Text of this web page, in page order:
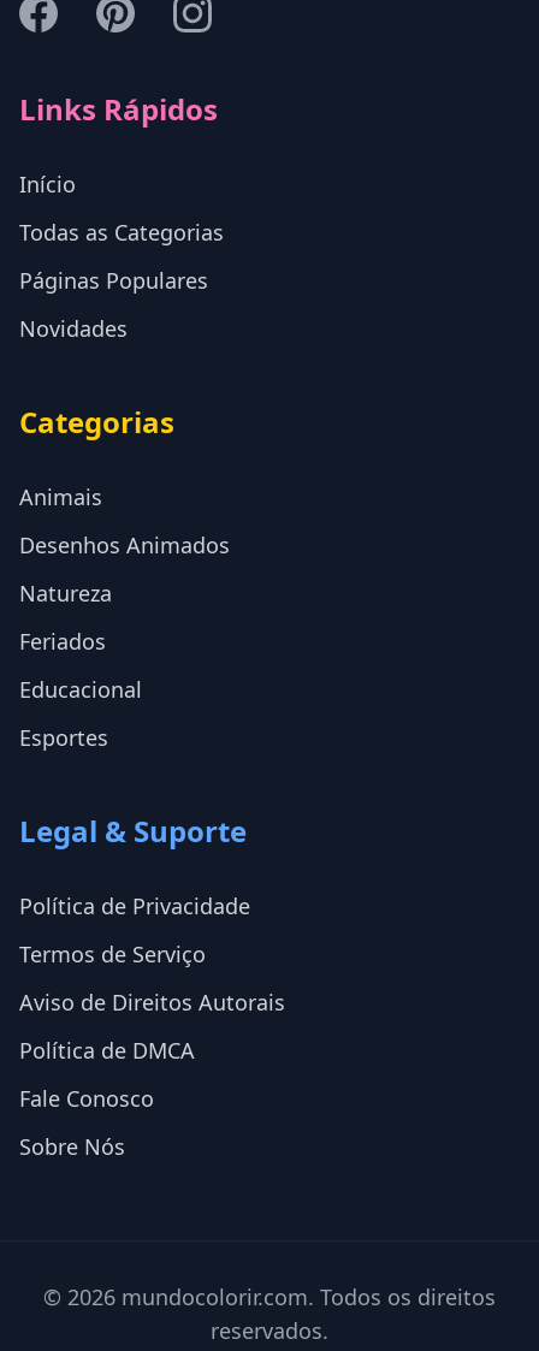
Links Rápidos
Início
Todas as Categorias
Páginas Populares
Novidades
Categorias
Animais
Desenhos Animados
Natureza
Feriados
Educacional
Esportes
Legal & Suporte
Política de Privacidade
Termos de Serviço
Aviso de Direitos Autorais
Política de DMCA
Fale Conosco
Sobre Nós
© 2026 mundocolorir.com. Todos os direitos
reservados.